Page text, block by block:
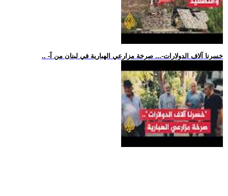
.. -خسرنا آلاف الدولارات-... صرخة مزارعي الهبارية في لبنان من آ